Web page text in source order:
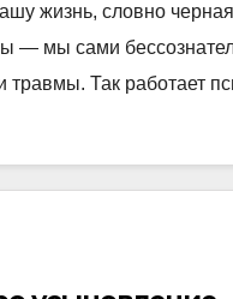
жизнь, словно
— мы сами
травмы. Так работает